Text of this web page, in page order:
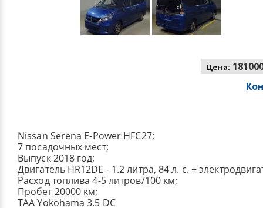
Цена:
Nissan Serena E-Power HFC27;
7 посадочных мест;
Выпуск 2018 год;
Двигатель HR12DE - 1.2 литра, 84 л. с. +
Расход топлива 4-5 литров/100 км;
Пробег 20000 км;
TAA Yokohama 3.5 DC